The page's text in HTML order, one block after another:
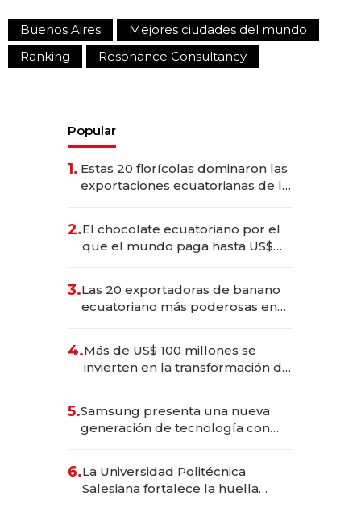
Buenos Aires
Mejores ciudades del mundo
Ranking
Resonance Consultancy
Popular
1. Estas 20 florícolas dominaron las
exportaciones ecuatorianas de la
2.El chocolate ecuatoriano por el
que el mundo paga hasta US$
3.Las 20 exportadoras de banano
ecuatoriano más poderosas en
4.Más de US$ 100 millones se
invierten en la transformación de
5.Samsung presenta una nueva
generación de tecnología con
6.La Universidad Politécnica
Salesiana fortalece la huella